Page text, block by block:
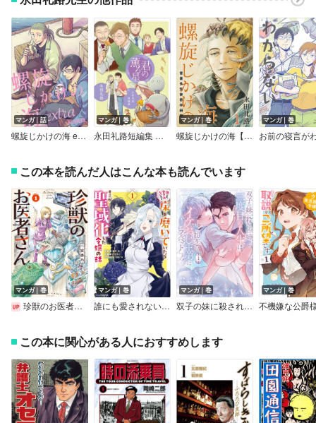
マンガ｜話
螺旋じかけの海 extra
マンガ｜巻
永田礼路短編集 君の薫る星
マンガ｜巻
螺旋じかけの海【新装版】
マンガ｜巻
この本を読んだ人はこんな本も読んでいます
マンガ｜巻
珍獣のお医者さん
マンガ｜巻
誰にも愛されないので床を磨いていたらそこが聖域化した令嬢の話（コミック）
マンガ｜巻
双子の妹に殺された姉、二度目の人生は初恋のイケおじ王弟にフルベットします！
マンガ｜巻
この本に関心がある人におすすめします